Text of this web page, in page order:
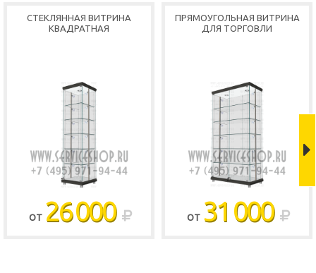
СТЕКЛЯННАЯ ВИТРИНА
КВАДРАТНАЯ
ОТ 26 000
ПРЯМОУГОЛЬНАЯ ВИТРИНА
ДЛЯ ТОРГОВЛИ
ОТ 31 000